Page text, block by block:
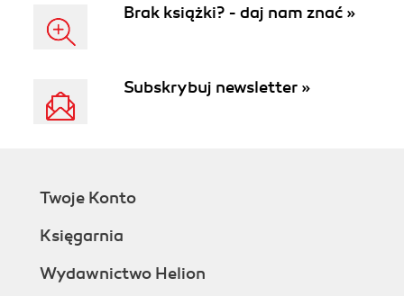
Brak książki? - daj nam znać »
Subskrybuj newsletter »
Twoje Konto
Księgarnia
Wydawnictwo Helion